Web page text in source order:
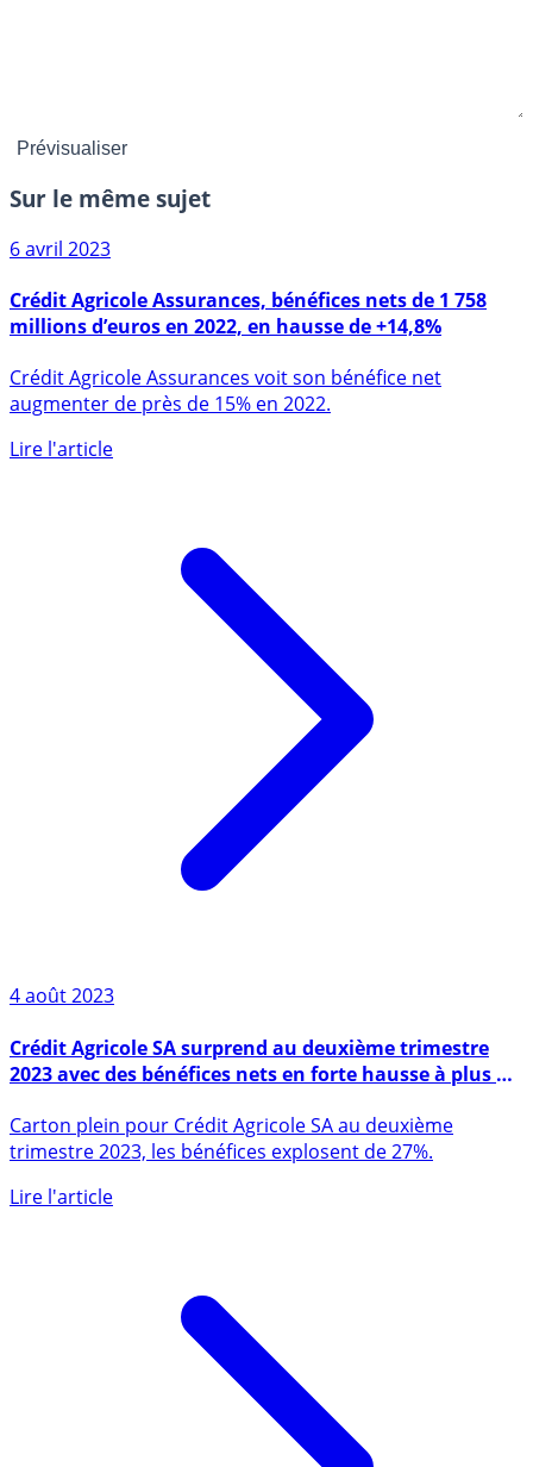
Sur le même sujet
6 avril 2023
millions d’euros en 2022, en hausse de +14,8%
augmenter de près de 15% en 2022.
4 août 2023
2023 avec des bénéfices nets en forte hausse à plus de
2 milliards
trimestre 2023, les bénéfices explosent de 27%.